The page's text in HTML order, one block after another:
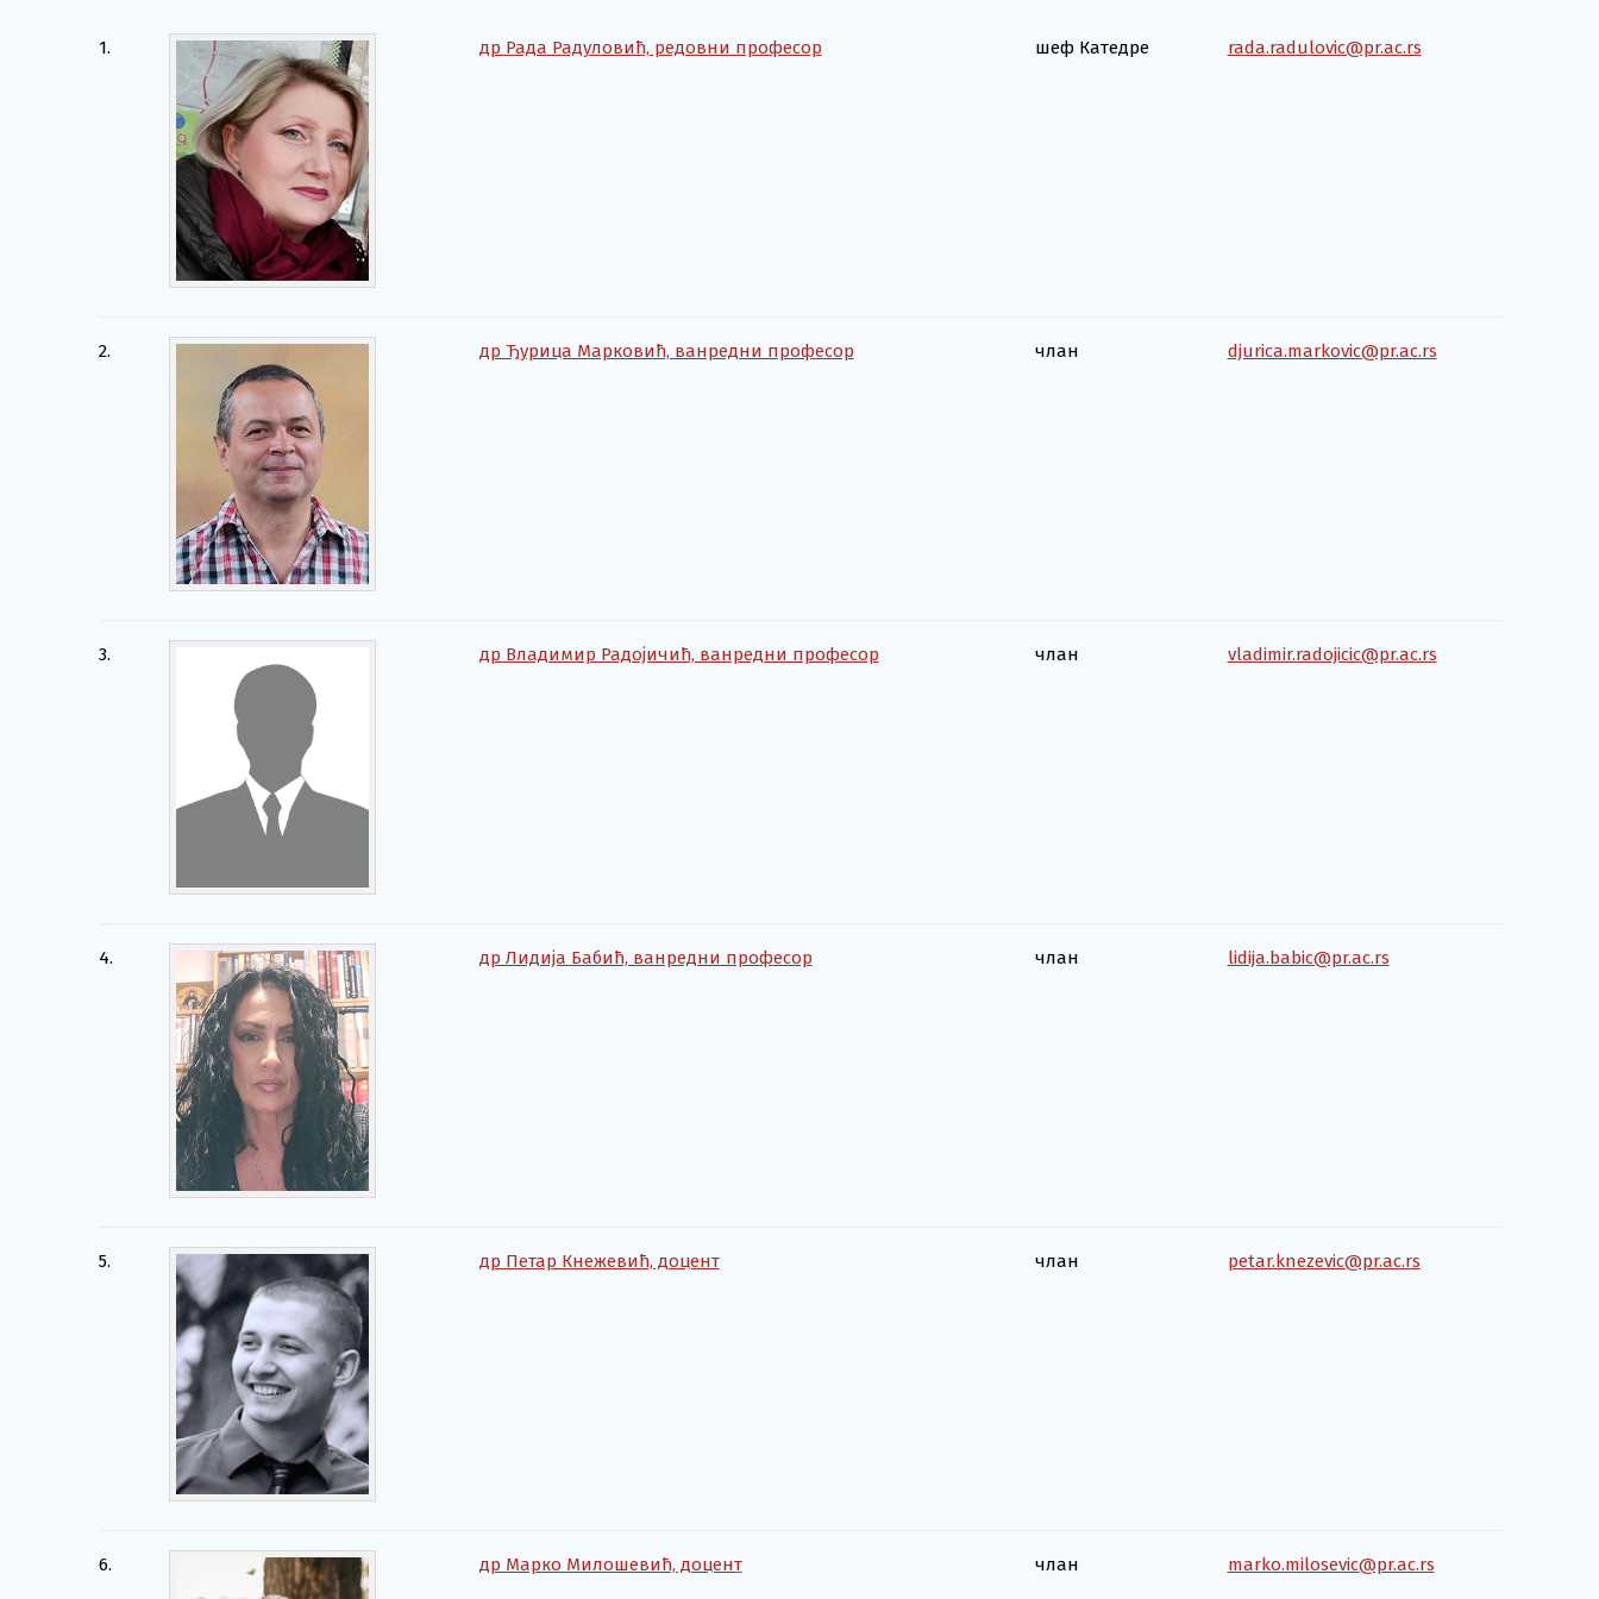
1. др Рада Радуловић, редовни професор шеф Катедре rada.radulovic@pr.ac.rs
2. др Ђурица Марковић, ванредни професор члан djurica.markovic@pr.ac.rs
3. др Владимир Радојичић, ванредни професор члан vladimir.radojicic@pr.ac.rs
4. др Лидија Бабић, ванредни професор члан lidija.babic@pr.ac.rs
5. др Петар Кнежевић, доцент члан petar.knezevic@pr.ac.rs
6. др Марко Милошевић, доцент члан marko.milosevic@pr.ac.rs